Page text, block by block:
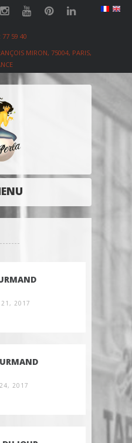
77 59 40
MIRON, 75004, PARIS,
21, 2017
2017